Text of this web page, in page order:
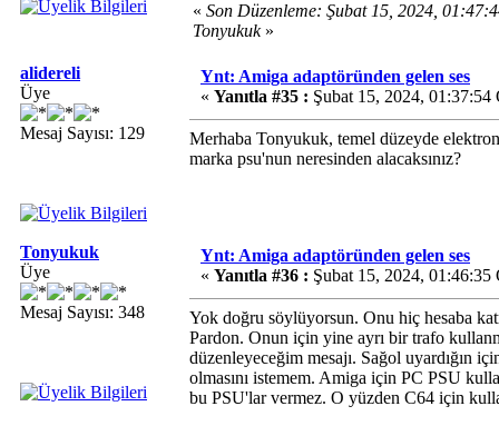
« Son Düzenleme: Şubat 15, 2024,
Tonyukuk»
alidereli
Üye
Mesaj Sayısı: 129
Ynt: Amiga adaptöründen gelen ses
« Yanıtla #35 : Şubat 15, 2024, 01:37:54
Merhaba Tonyukuk, temel düzeyde
marka psu'nun neresinden alacaksınız?
Tonyukuk
Üye
Mesaj Sayısı: 348
Ynt: Amiga adaptöründen gelen ses
« Yanıtla #36 : Şubat 15, 2024, 01:46:35
Yok doğru söylüyorsun. Onu hiç hesaba
Pardon. Onun için yine ayrı bir trafo
düzenleyeceğim mesajı. Sağol uyardığın
olmasını istemem. Amiga için PC PSU
bu PSU'lar vermez. O yüzden C64 için